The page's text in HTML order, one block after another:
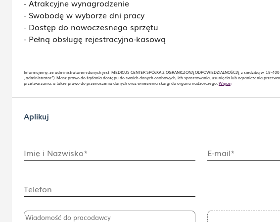
- Atrakcyjne wynagrodzenie
- Swobodę w wyborze dni pracy
- Dostęp do nowoczesnego sprzętu
- Pełną obsługę rejestracyjno-kasową
Informujemy, że administratorem danych jest MEDICUS CENTER SPÓŁKA Z OGRANICZONĄ ODPOWIEDZIALNOŚCIĄ z siedzibą w 18-
„administrator”). Masz prawo do żądania dostępu do swoich danych osobowych, ich sprostowania, usunięcia lub ograniczenia
przetwarzania, a także prawo do przenoszenia danych oraz wniesienia skargi do organu nadzorczego. Więcej
Aplikuj
Imię i Nazwisko* E-mail*
Telefon